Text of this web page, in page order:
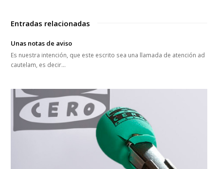
Entradas relacionadas
Unas notas de aviso
Es nuestra intención, que este escrito sea una llamada de atención ad
cautelam, es decir…